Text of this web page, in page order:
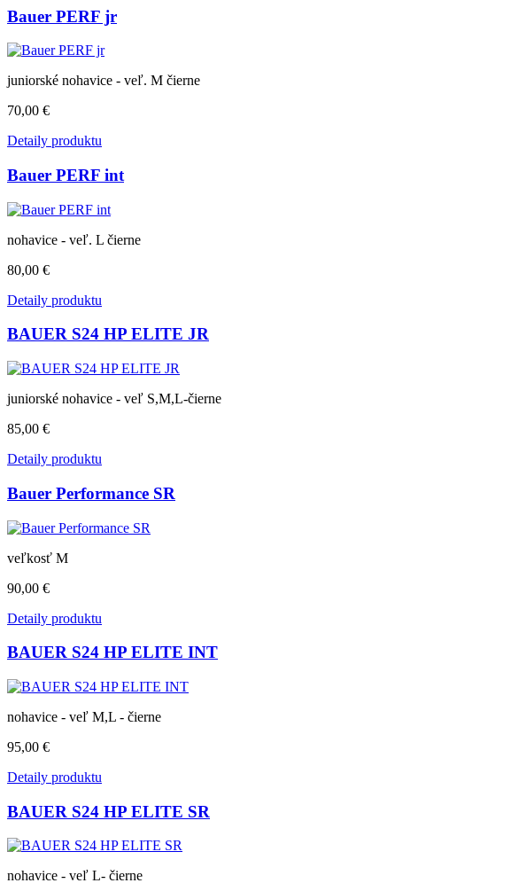
Bauer PERF jr
juniorské nohavice - veľ. M čierne
70,00 €
Detaily produktu
Bauer PERF int
nohavice - veľ. L čierne
80,00 €
Detaily produktu
BAUER S24 HP ELITE JR
juniorské nohavice - veľ S,M,L-čierne
85,00 €
Detaily produktu
Bauer Performance SR
veľkosť M
90,00 €
Detaily produktu
BAUER S24 HP ELITE INT
nohavice - veľ M,L - čierne
95,00 €
Detaily produktu
BAUER S24 HP ELITE SR
nohavice - veľ L- čierne